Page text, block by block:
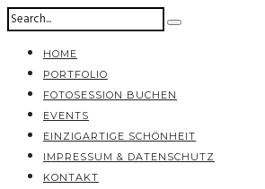
HOME
PORTFOLIO
FOTOSESSION BUCHEN
EVENTS
EINZIGARTIGE SCHÖNHEIT
IMPRESSUM & DATENSCHUTZ
KONTAKT